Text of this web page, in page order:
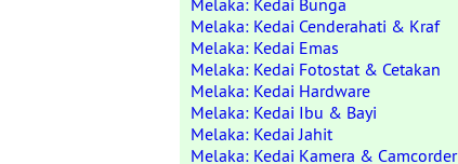
Melaka: Kedai Bunga
Melaka: Kedai Cenderahati & Kraf
Melaka: Kedai Emas
Melaka: Kedai Fotostat & Cetakan
Melaka: Kedai Hardware
Melaka: Kedai Ibu & Bayi
Melaka: Kedai Jahit
Melaka: Kedai Kamera & Camcorder